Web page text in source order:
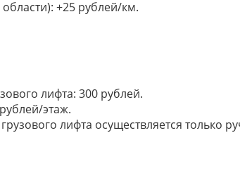
+25 рублей/км.
лифта: 300 рублей.
этаж.
лифта осуществляется только